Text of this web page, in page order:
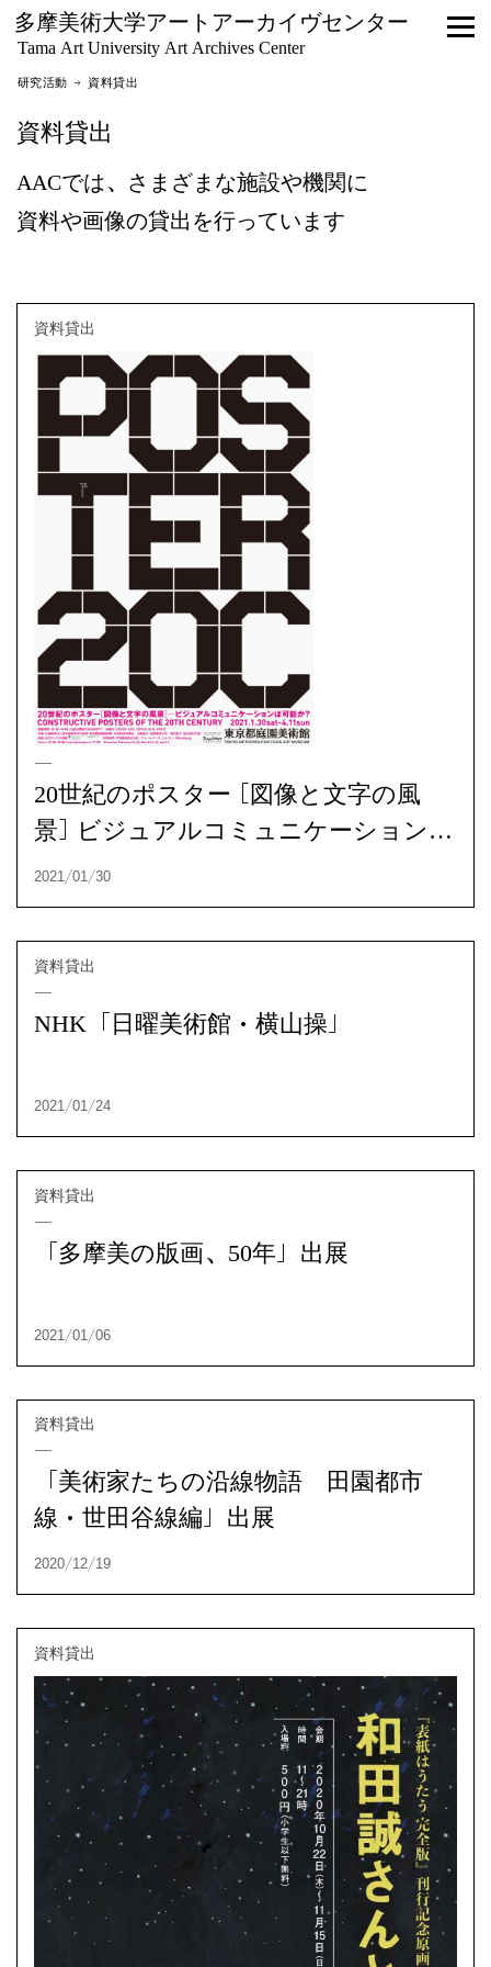
多摩美術大学アートアーカイヴセンター
Tama Art University Art Archives Center
研究活動 → 資料貸出
資料貸出
AACでは、さまざまな施設や機関に
資料や画像の貸出を行っています
20世紀のポスター［図像と文字の風
景］ビジュアルコミュニケーションは
可能か?
2021/01/30
NHK「日曜美術館・横山操」
資料貸出
「多摩美の版画、50年」出展
2021/01/06
「美術家たちの沿線物語 田園都市
線・世田谷線編」出展
資料貸出